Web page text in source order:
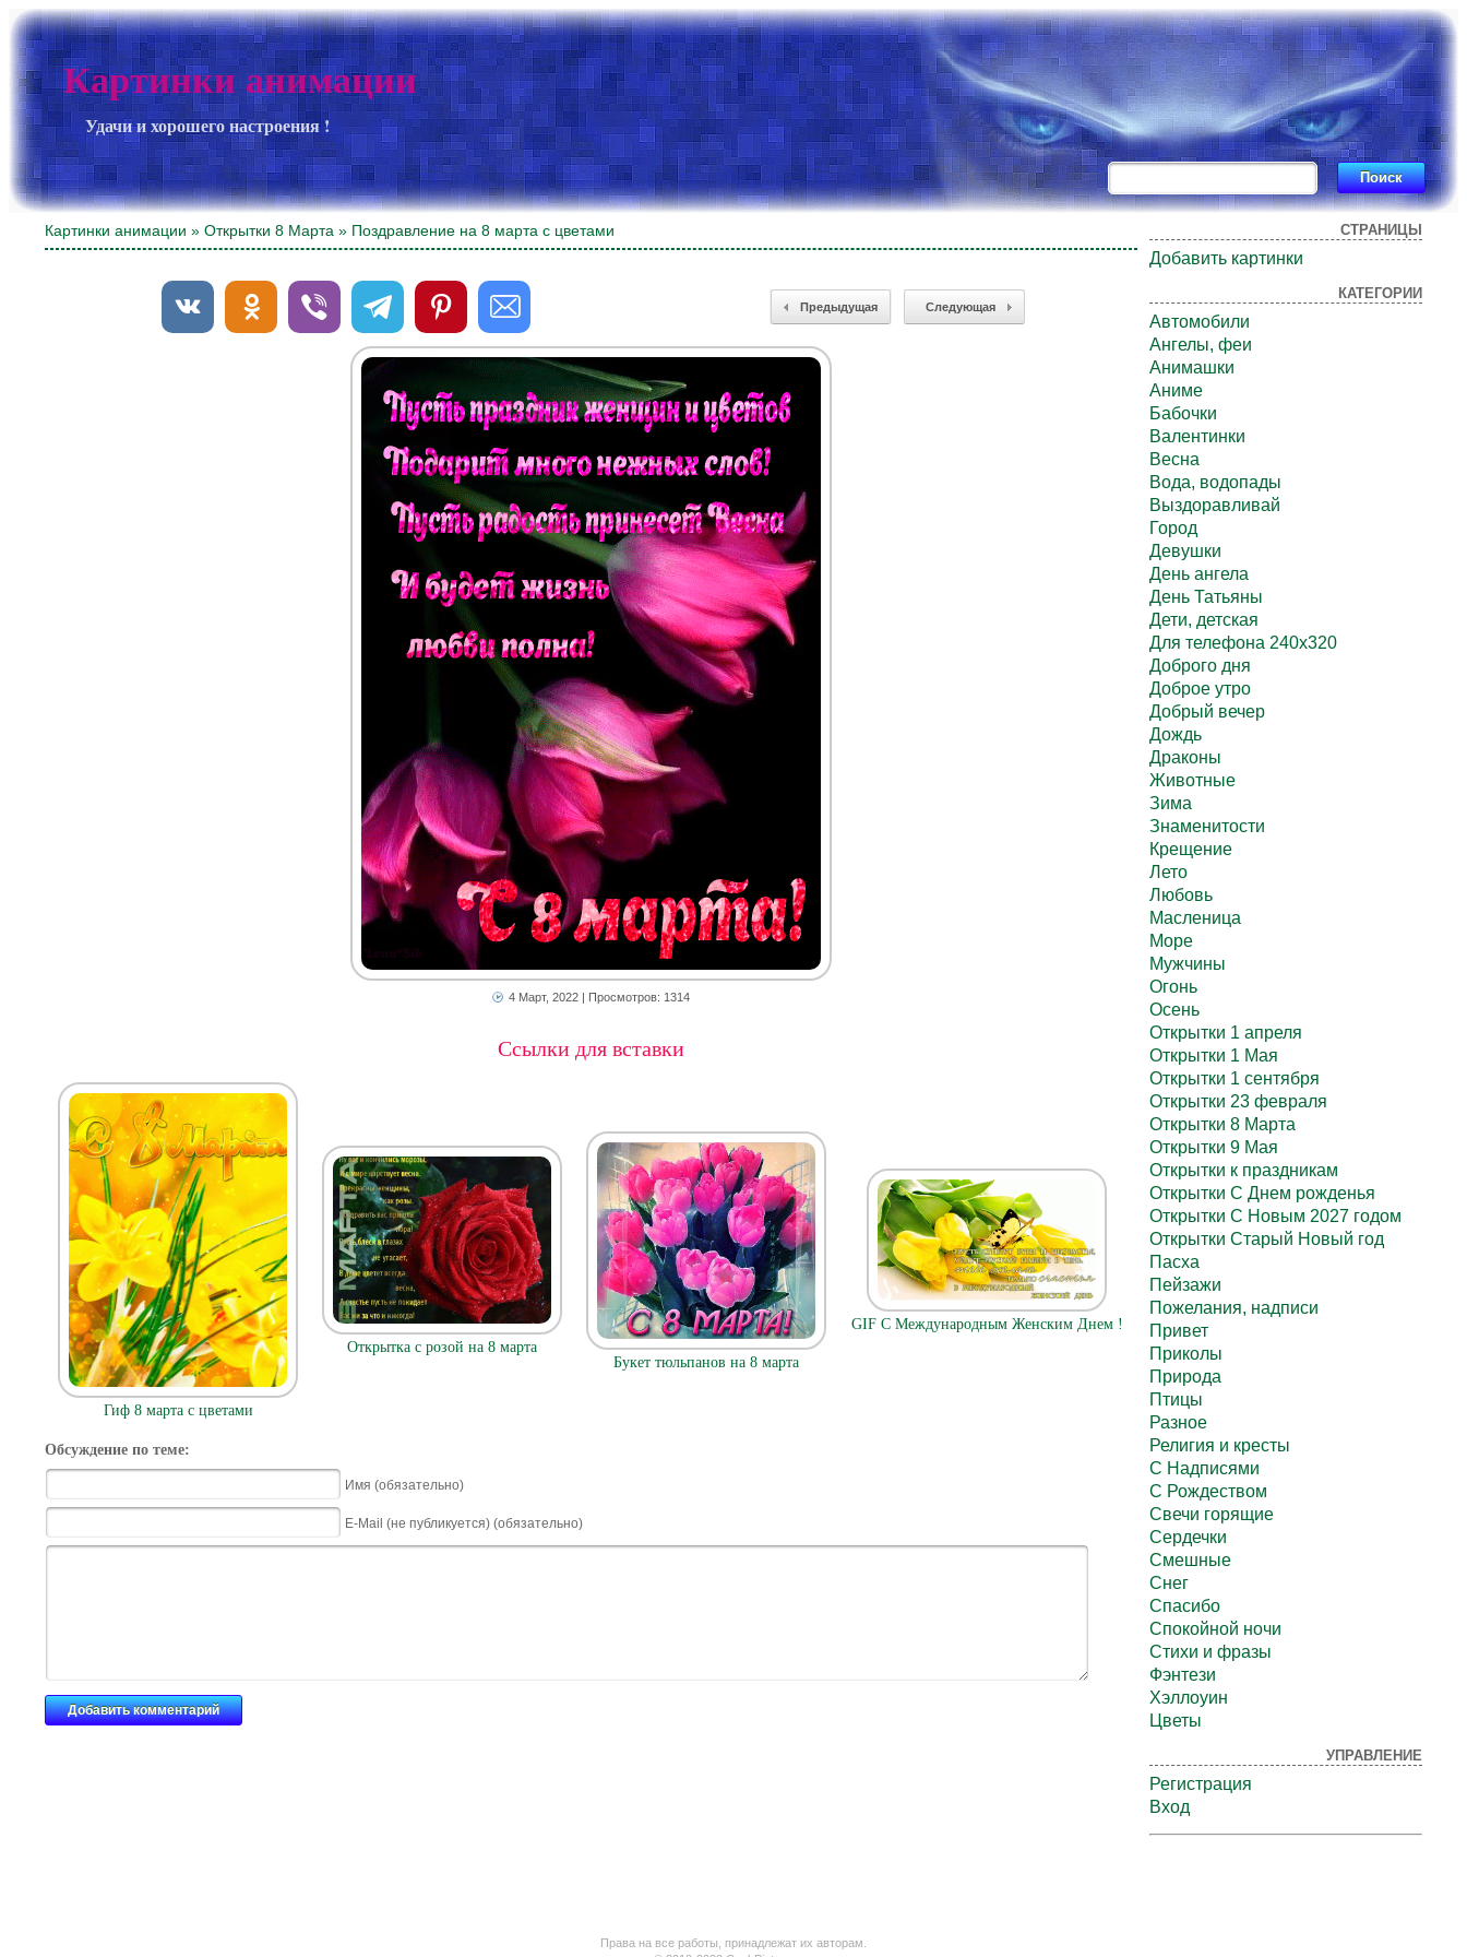
Картинки анимации
Удачи и хорошего настроения !
Картинки анимации »Открытки 8 Марта » Поздравление на 8 марта с цветами
Предыдущая Следующая
4 Март, 2022| Просмотров: 1314
Ссылки для вставки
Гиф 8 марта с цветами
Открытка с розой на 8 марта
Букет тюльпанов на 8 марта
GIF С Международным Женским Днем !
Обсуждение по теме:
Имя (обязательно)
E-Mail (не публикуется) (обязательно)
СТРАНИЦЫ
Добавить картинки
КАТЕГОРИИ
Автомобили
Ангелы, феи
Анимашки
Аниме
Бабочки
Валентинки
Весна
Вода, водопады
Выздоравливай
Город
Девушки
День ангела
День Татьяны
Дети, детская
Для телефона 240х320
Доброго дня
Доброе утро
Добрый вечер
Дождь
Драконы
Животные
Зима
Знаменитости
Крещение
Лето
Любовь
Масленица
Море
Мужчины
Огонь
Осень
Открытки 1 апреля
Открытки 1 Мая
Открытки 1 сентября
Открытки 23 февраля
Открытки 8 Марта
Открытки 9 Мая
Открытки к праздникам
Открытки С Днем рожденья
Открытки С Новым 2027 годом
Открытки Старый Новый год
Пасха
Пейзажи
Пожелания, надписи
Привет
Приколы
Природа
Птицы
Разное
Религия и кресты
С Надписями
С Рождеством
Свечи горящие
Сердечки
Смешные
Снег
Спасибо
Спокойной ночи
Стихи и фразы
Фэнтези
Хэллоуин
Цветы
УПРАВЛЕНИЕ
Регистрация
Вход
Права на все работы, принадлежат их авторам.